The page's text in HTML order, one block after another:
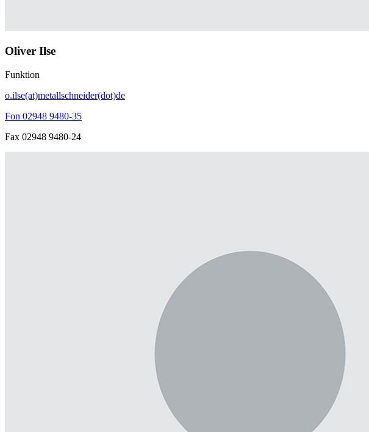
Oliver Ilse
Funktion
o.ilse(at)metallschneider(dot)de
Fon 02948 9480-35
Fax 02948 9480-24